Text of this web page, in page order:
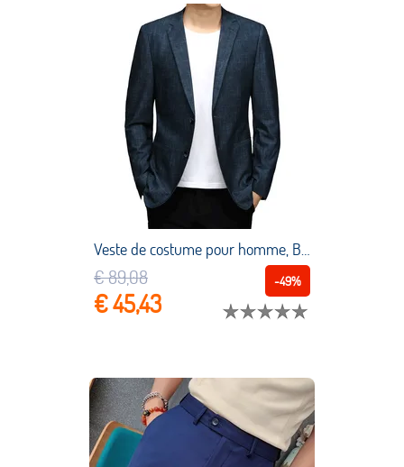
Veste de costume pour homme, Blazer, Slim, en tricot, respirant, Business, décontracté, à la mode, printemps
-49%
€ 89,08
€ 45,43